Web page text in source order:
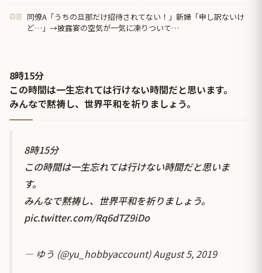
08 同僚A「うちの旦那だけ招待されてない！」新婦「申し訳ないけ
ど…」→披露宴の空気が一気に凍りついて…
8時15分
この時間は一生忘れては行けない時間だと思います。
みんなで黙祷し、世界平和を祈りましょう。
8時15分
この時間は一生忘れては行けない時間だと思いま
す。
みんなで黙祷し、世界平和を祈りましょう。
pic.twitter.com/Rq6dTZ9iDo
— ゆう (@yu_hobbyaccount)August 5, 2019